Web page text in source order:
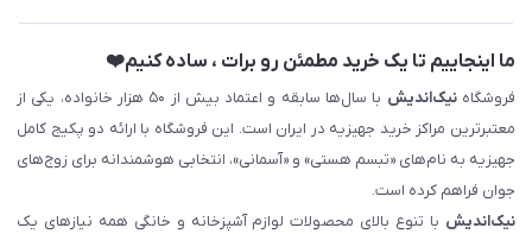
ما اینجاییم تا یک خرید مطمئن رو برات ، ساده کنیم❤️
فروشگاهنیک‌اندیش
با سال‌ها سابقه و اعتماد بیش از ۵۰ هزار خانواده، یکی از
معتبرترین مراکز خرید جهیزیه در ایران است. این فروشگاه با ارائه دو پکیج کامل
جهیزیه به نام‌های «تبسم هستی» و «آسمانی»، انتخابی هوشمندانه برای زوج‌های
جوان فراهم کرده است.
نیک‌اندیش با تنوع بالای محصولات لوازم آشپزخانه و خانگی همه نیازهای یک